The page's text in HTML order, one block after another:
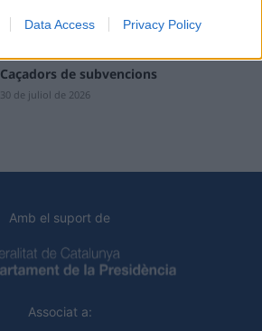
Data Access Privacy Policy
Caçadors de subvencions
30 de juliol de 2026
Amb el suport de
Associat a: